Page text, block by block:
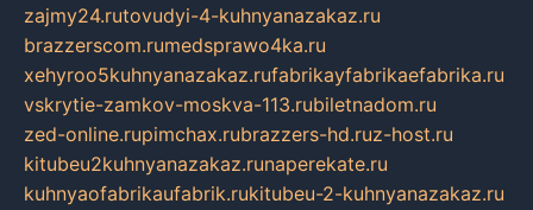
zajmy24.rutovudyi-4-kuhnyanazakaz.ru
brazzerscom.rumedsprawo4ka.ru
xehyroo5kuhnyanazakaz.rufabrikayfabrikaefabrika.ru
vskrytie-zamkov-moskva-113.rubiletnadom.ru
zed-online.rupimchax.rubrazzers-hd.ruz-host.ru
kitubeu2kuhnyanazakaz.runaperekate.ru
kuhnyaofabrikaufabrik.rukitubeu-2-kuhnyanazakaz.ru